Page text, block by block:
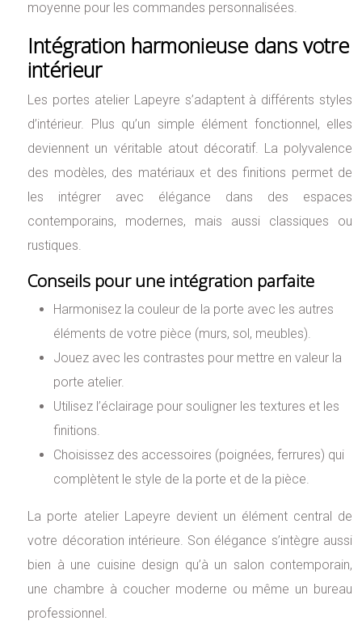
moyenne pour les commandes personnalisées.
Intégration harmonieuse dans votre
intérieur
Les portes atelier Lapeyre s’adaptent à différents styles
d’intérieur. Plus qu’un simple élément fonctionnel, elles
deviennent un véritable atout décoratif. La polyvalence
des modèles, des matériaux et des finitions permet de
les intégrer avec élégance dans des espaces
contemporains, modernes, mais aussi classiques ou
rustiques.
Conseils pour une intégration parfaite
Harmonisez la couleur de la porte avec les autres
éléments de votre pièce (murs, sol, meubles).
Jouez avec les contrastes pour mettre en valeur la
porte atelier.
Utilisez l’éclairage pour souligner les textures et les
finitions.
Choisissez des accessoires (poignées, ferrures) qui
complètent le style de la porte et de la pièce.
La porte atelier Lapeyre devient un élément central de
votre décoration intérieure. Son élégance s’intègre aussi
bien à une cuisine design qu’à un salon contemporain,
une chambre à coucher moderne ou même un bureau
professionnel.